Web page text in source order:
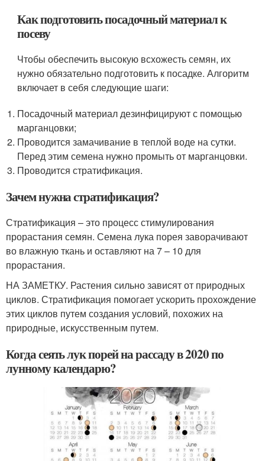
Как подготовить посадочный материал к
посеву
Чтобы обеспечить высокую всхожесть семян, их
нужно обязательно подготовить к посадке. Алгоритм
включает в себя следующие шаги:
Посадочный материал дезинфицируют с помощью
марганцовки;
Проводится замачивание в теплой воде на сутки.
Перед этим семена нужно промыть от марганцовки.
Проводится стратификация.
Зачем нужна стратификация?
Стратификация – это процесс стимулирования
прорастания семян. Семена лука порея заворачивают
во влажную ткань и оставляют на 7 – 10 для
прорастания.
НА ЗАМЕТКУ. Растения сильно зависят от природных
циклов. Стратификация помогает ускорить прохождение
этих циклов путем создания условий, похожих на
природные, искусственным путем.
Когда сеять лук порей на рассаду в 2020 по
лунному календарю?